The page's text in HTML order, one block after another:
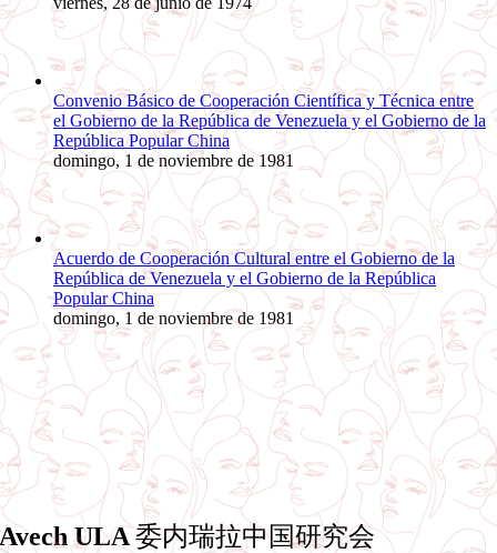
Convenio Básico de Cooperación Científica y Técnica entre
el Gobierno de la República de Venezuela y el Gobierno de la
República Popular China
domingo, 1 de noviembre de 1981
Acuerdo de Cooperación Cultural entre el Gobierno de la
República de Venezuela y el Gobierno de la República
Popular China
domingo, 1 de noviembre de 1981
Avech ULA委内瑞拉中国研究会